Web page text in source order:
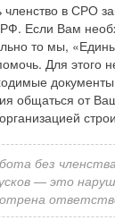
членство в СРО
РФ. Если Вам
то мы,
Для этого
общаться от
без
— это